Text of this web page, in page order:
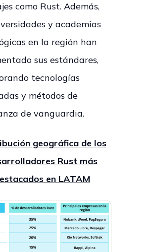
como Rust. Además,
y academias
en la región han
sus estándares,
tecnologías
y métodos de
de vanguardia.
geográfica de los
Rust más
en LATAM